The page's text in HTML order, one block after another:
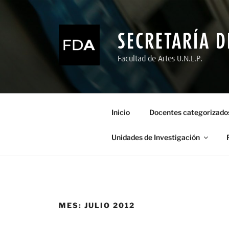
SECRETARÍA
Facultad de Artes U.N.L.P.
Inicio Docentes
Unidades de Investigación
MES:JULIO 2012